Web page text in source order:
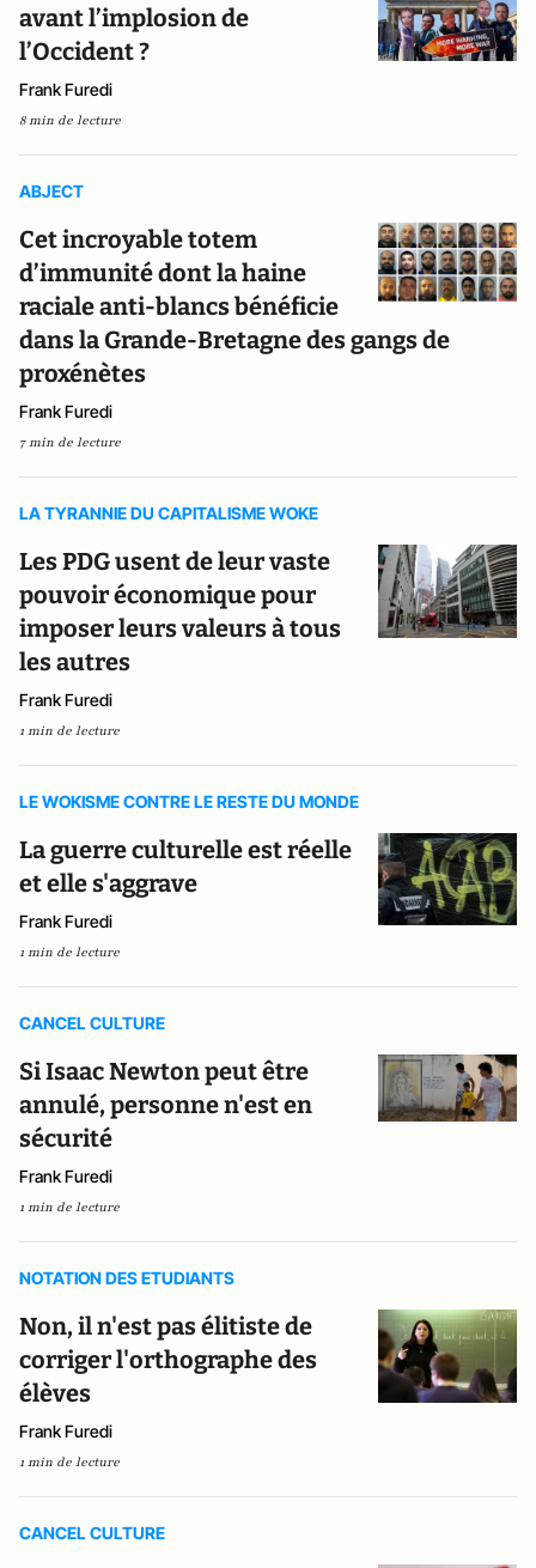
avant l’implosion de
l’Occident ?
Frank Furedi
8 min de lecture
ABJECT
Cet incroyable totem
d’immunité dont la haine
raciale anti-blancs bénéficie
dans la Grande-Bretagne des gangs de
proxénètes
Frank Furedi
7 min de lecture
LA TYRANNIE DU CAPITALISME WOKE
Les PDG usent de leur vaste
pouvoir économique pour
imposer leurs valeurs à tous
les autres
Frank Furedi
1 min de lecture
LE WOKISME CONTRE LE RESTE DU MONDE
La guerre culturelle est réelle
et elle s'aggrave
Frank Furedi
1 min de lecture
CANCEL CULTURE
Si Isaac Newton peut être
annulé, personne n'est en
sécurité
Frank Furedi
1 min de lecture
NOTATION DES ETUDIANTS
Non, il n'est pas élitiste de
corriger l'orthographe des
élèves
Frank Furedi
1 min de lecture
CANCEL CULTURE